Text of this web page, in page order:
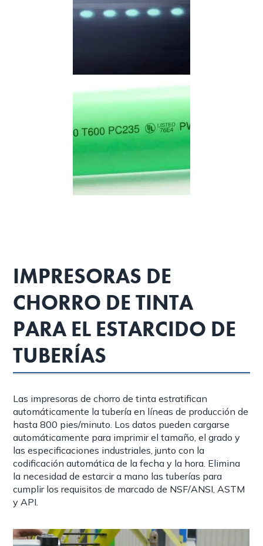
IMPRESORAS DE
CHORRO DE TINTA
PARA EL ESTARCIDO DE
TUBERÍAS
Las impresoras de chorro de tinta estratifican
automáticamente la tubería en líneas de producción de
hasta 800 pies/minuto. Los datos pueden cargarse
automáticamente para imprimir el tamaño, el grado y
las especificaciones industriales, junto con la
codificación automática de la fecha y la hora. Elimina
la necesidad de estarcir a mano las tuberías para
cumplir los requisitos de marcado de NSF/ANSI, ASTM
y API.